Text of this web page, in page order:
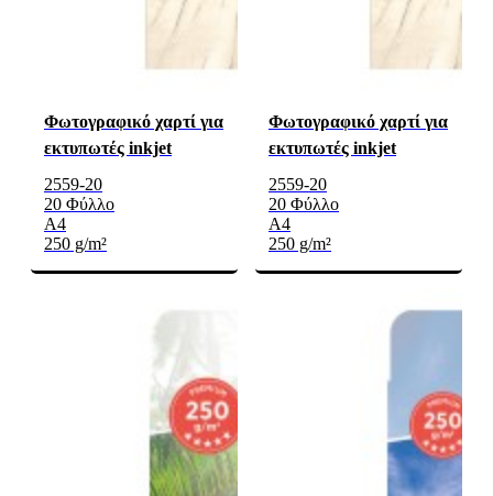
Φωτογραφικό χαρτί για
εκτυπωτές inkjet
2559-20
20 Φύλλο
A4
250 g/m²
Φωτογραφικό χαρτί για
εκτυπωτές inkjet
2559-20
20 Φύλλο
A4
250 g/m²